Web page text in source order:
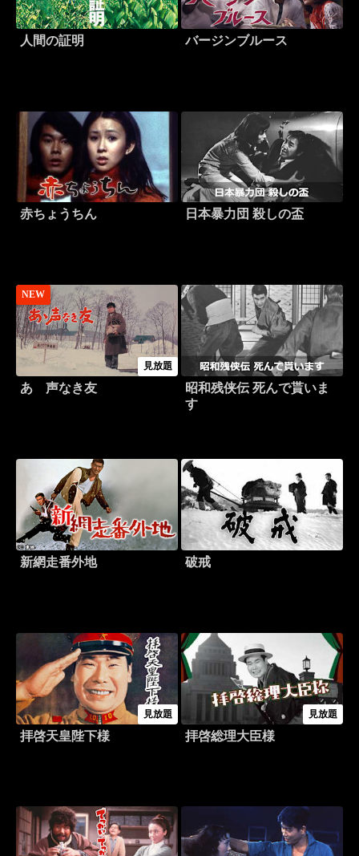
人間の証明 バージンブルース
赤ちょうちん 日本暴力団 殺しの盃
NEW
見放題
あゝ声なき友
昭和残侠伝 死んで貰いま
す
新網走番外地 破戒
見放題
拝啓天皇陛下様
見放題
拝啓総理大臣様